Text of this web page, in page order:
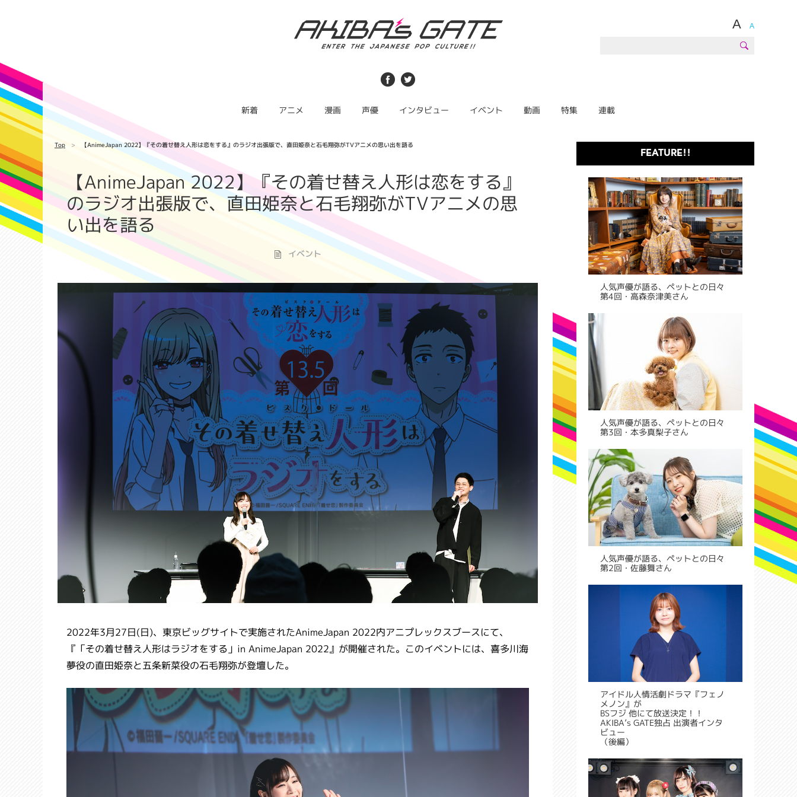
A A
新着 アニメ 漫画 声優 インタビュー イベント 動画 特集 連載
FEATURE!!
人気声優が語る、ペットとの日々
第4回・高森奈津美さん
人気声優が語る、ペットとの日々
第3回・本多真梨子さん
人気声優が語る、ペットとの日々
第2回・佐藤舞さん
アイドル人情活劇ドラマ『フェノ
メノン』が
BSフジ 他にて放送決定！！
AKIBA’s GATE独占 出演者インタ
ビュー
（後編）
Top 【AnimeJapan 2022】『その着せ替え人形は恋をする』のラジオ出張版で、直田姫奈と石毛翔弥がTVアニメの思い出を語る
【AnimeJapan 2022】『その着せ替え人形は恋をする』
のラジオ出張版で、直田姫奈と石毛翔弥がTVアニメの思
い出を語る
イベント
2022年3月27日(日)、東京ビッグサイトで実施されたAnimeJapan 2022内アニプレックスブースにて、
『「その着せ替え人形はラジオをする」in AnimeJapan 2022』が開催された。このイベントには、喜多川海
夢役の直田姫奈と五条新菜役の石毛翔弥が登壇した。